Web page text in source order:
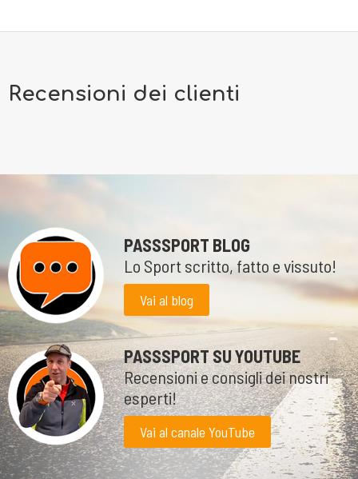
Recensioni dei clienti
PASSSPORT BLOG
Lo Sport scritto, fatto e vissuto!
Vai al blog
PASSSPORT SU YOUTUBE
Recensioni e consigli dei nostri
esperti!
Vai al canale YouTube